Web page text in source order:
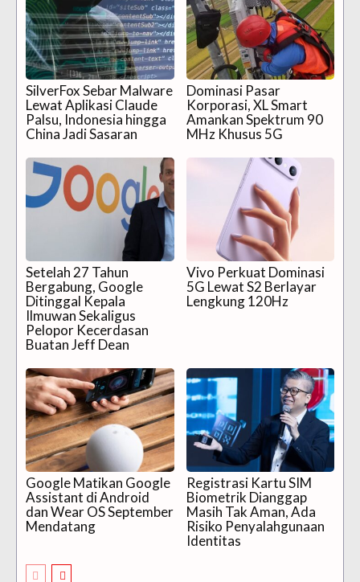
SilverFox Sebar Malware
Lewat Aplikasi Claude
Palsu, Indonesia hingga
China Jadi Sasaran
Dominasi Pasar
Korporasi, XL Smart
Amankan Spektrum 90
MHz Khusus 5G
Setelah 27 Tahun
Bergabung, Google
Ditinggal Kepala
Ilmuwan Sekaligus
Pelopor Kecerdasan
Buatan Jeff Dean
Vivo Perkuat Dominasi
5G Lewat S2 Berlayar
Lengkung 120Hz
Google Matikan Google
Assistant di Android
dan Wear OS September
Mendatang
Registrasi Kartu SIM
Biometrik Dianggap
Masih Tak Aman, Ada
Risiko Penyalahgunaan
Identitas